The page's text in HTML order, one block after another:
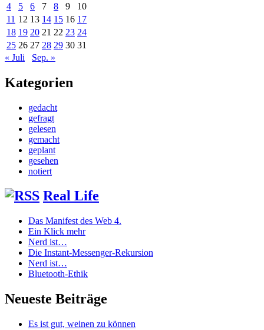
4
5 6 7 8 9
10
11 12 13 14 15 16 17
18 19 20 21 22 23 24
25 26 27 28 29 30 31
« Juli
Sep. »
Kategorien
gedacht
gefragt
gelesen
gemacht
geplant
gesehen
notiert
Real Life
Das Manifest des Web 4.
Ein Klick mehr
Nerd ist…
Die Instant-Messenger-Rekursion
Nerd ist…
Bluetooth-Ethik
Neueste Beiträge
Es ist gut, weinen zu können